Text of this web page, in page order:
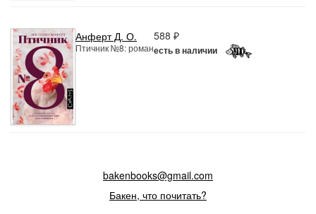
Анферт Д. О.
Птичник №8: роман
588 ₽
есть в наличии
bakenbooks@gmail.com
Бакен, что почитать?